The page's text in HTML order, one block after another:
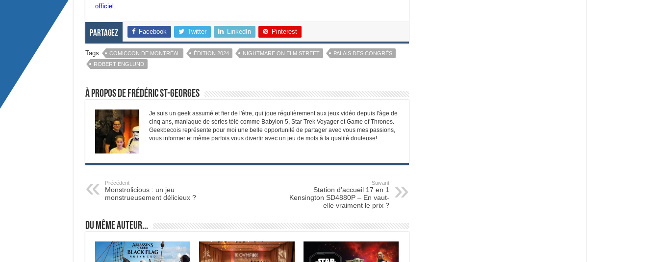
officiel .
Partagez Facebook Twitter LinkedIn Pinterest
Tags COMICCON DE MONTRÉAL ÉDITION 2024 NIGHTMARE ON ELM STREET
PALAIS DES CONGRÈS
ROBERT ENGLUND
À propos de Frédéric St-Georges
Je suis un geek assumé et fier de l'être, qui joue régulièrement aux jeux vidéo depuis l'âge de
cinq ans, maniaque de séries télé comme Babylon 5, Star Trek Voyager et Game of Thrones.
Geekbecois représente pour moi une belle opportunité de partager avec vous mes passions,
vous informer et même parfois vous divertir avec un jeu de mots à la qualité douteuse!
Précédent
Monstrolicious : un jeu
monstrueusement délicieux ?
Suivant
Station d’accueil 17 en 1
Kensington SD4880P – En vaut-
elle vraiment le prix ?
Du même auteur...